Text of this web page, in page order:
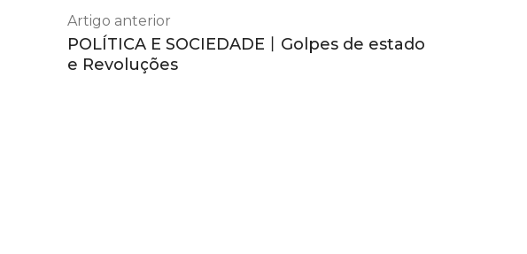
Artigo anterior
POLÍTICA E SOCIEDADE丨Golpes de estado
e Revoluções